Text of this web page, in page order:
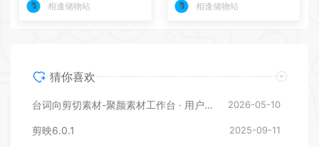
相逢储物站 相逢储物站
猜你喜欢
台词向剪切素材-聚颜素材工作台 · 用户使用说明 2026-05-10
剪映6.0.1 2025-09-11